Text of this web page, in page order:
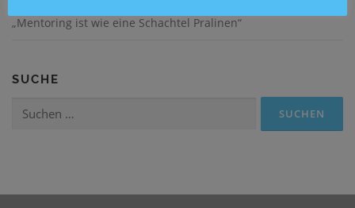
„Mentoring ist wie eine Schachtel Pralinen“
SUCHE
Suchen